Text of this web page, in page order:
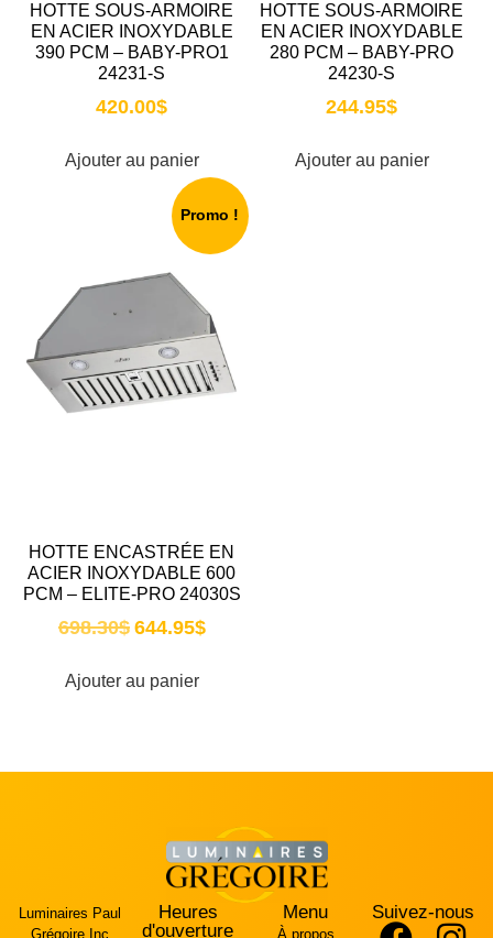
HOTTE SOUS-ARMOIRE
EN ACIER INOXYDABLE
390 PCM – BABY-PRO1
24231-S
420.00$
Ajouter au panier
HOTTE SOUS-ARMOIRE
EN ACIER INOXYDABLE
280 PCM – BABY-PRO
24230-S
244.95$
Ajouter au panier
Promo !
HOTTE ENCASTRÉE EN
ACIER INOXYDABLE 600
PCM – ELITE-PRO 24030S
698.30$ 644.95$
Ajouter au panier
Luminaires Paul
Grégoire Inc
Heures
d'ouverture
Menu
À propos
Suivez-nous